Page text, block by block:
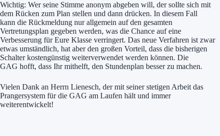
Wichtig: Wer seine Stimme anonym abgeben will, der sollte sich mit
dem Rücken zum Plan stellen und dann drücken. In diesem Fall
kann die Rückmeldung nur allgemein auf den gesamten
Vertretungsplan gegeben werden, was die Chance auf eine
Verbesserung für Eure Klasse verringert. Das neue Verfahren ist zwar
etwas umständlich, hat aber den großen Vorteil, dass die bisherigen
Schalter kostengünstig weiterverwendet werden können. Die
GAG hofft, dass Ihr mithelft, den Stundenplan besser zu machen.
Vielen Dank an Herrn Lienesch, der mit seiner stetigen Arbeit das
Prangersystem für die GAG am Laufen hält und immer
weiterentwickelt!